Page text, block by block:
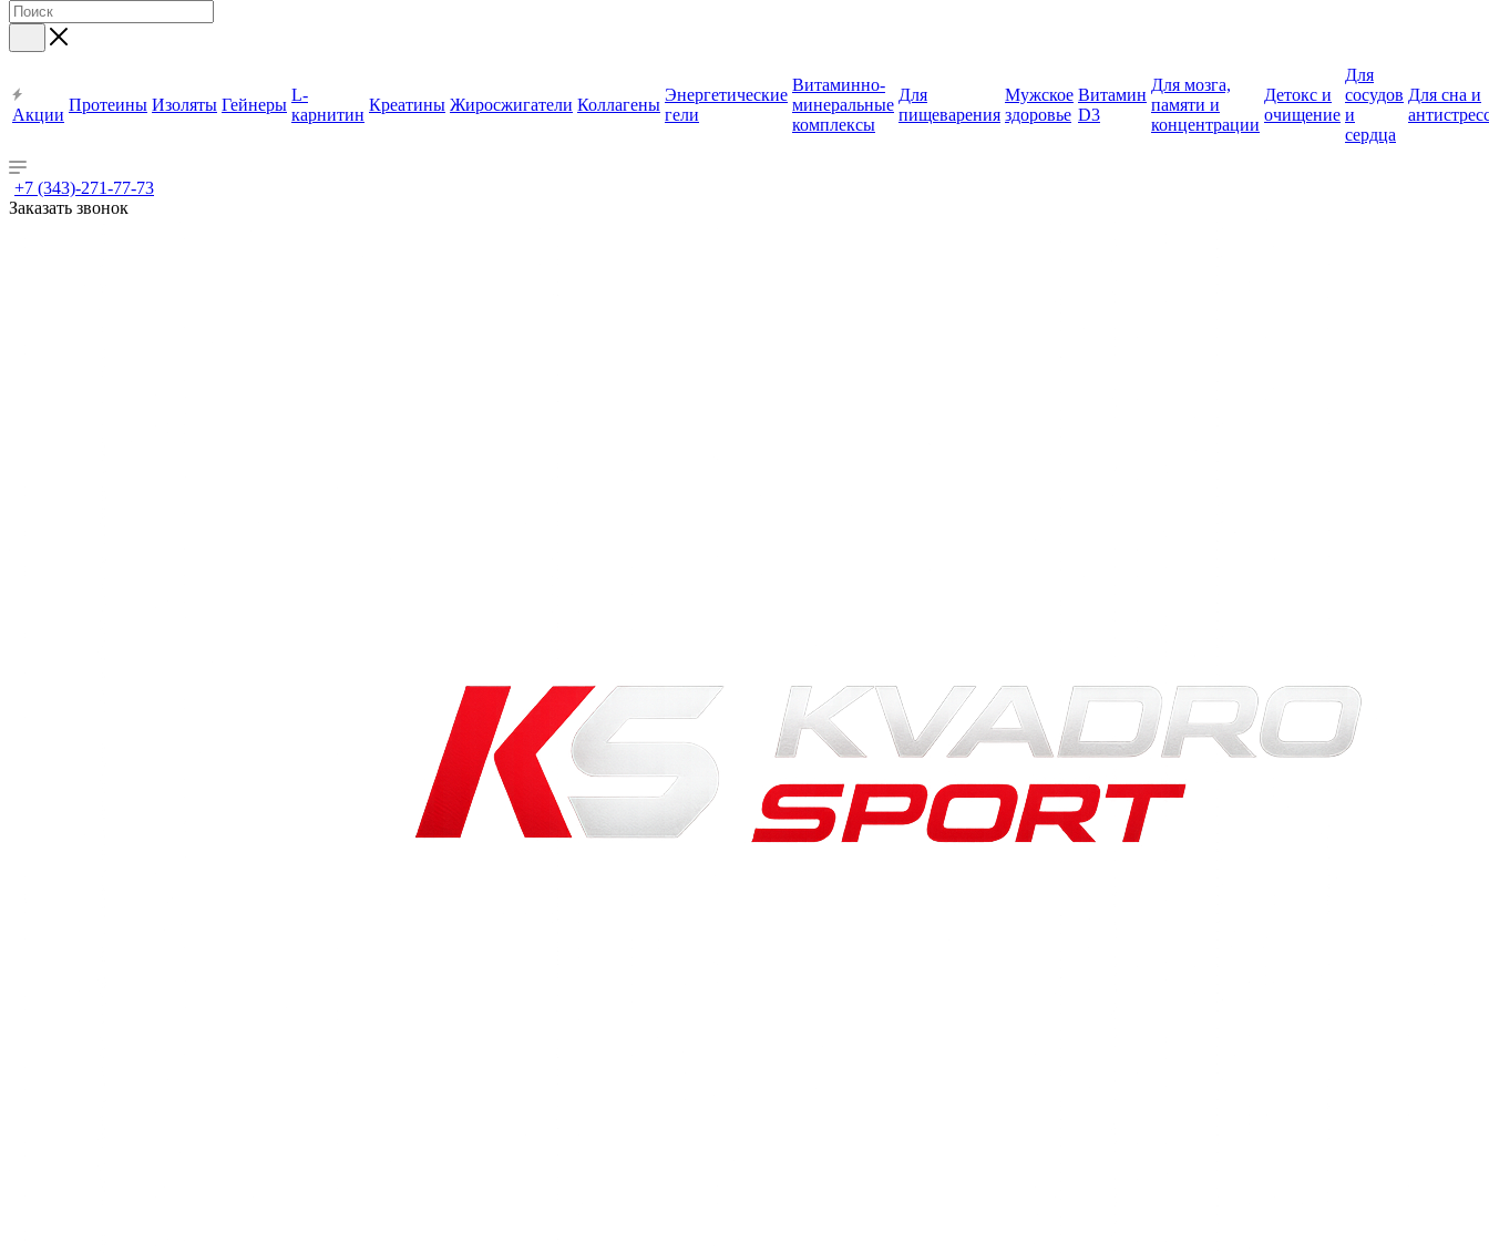
Акции
Протеины Изоляты Гейнеры
L-
карнитин
Креатины Жиросжигатели Коллагены
Энергетические
гели
Витаминно-
минеральные
комплексы
Для
пищеварения
Мужское
здоровье
Витамин
D3
Для мозга,
памяти и
концентрации
Детокс и
очищение
Для
сосудов
и
сердца
Для сна и
+7 (343)-271-77-73
Заказать звонок